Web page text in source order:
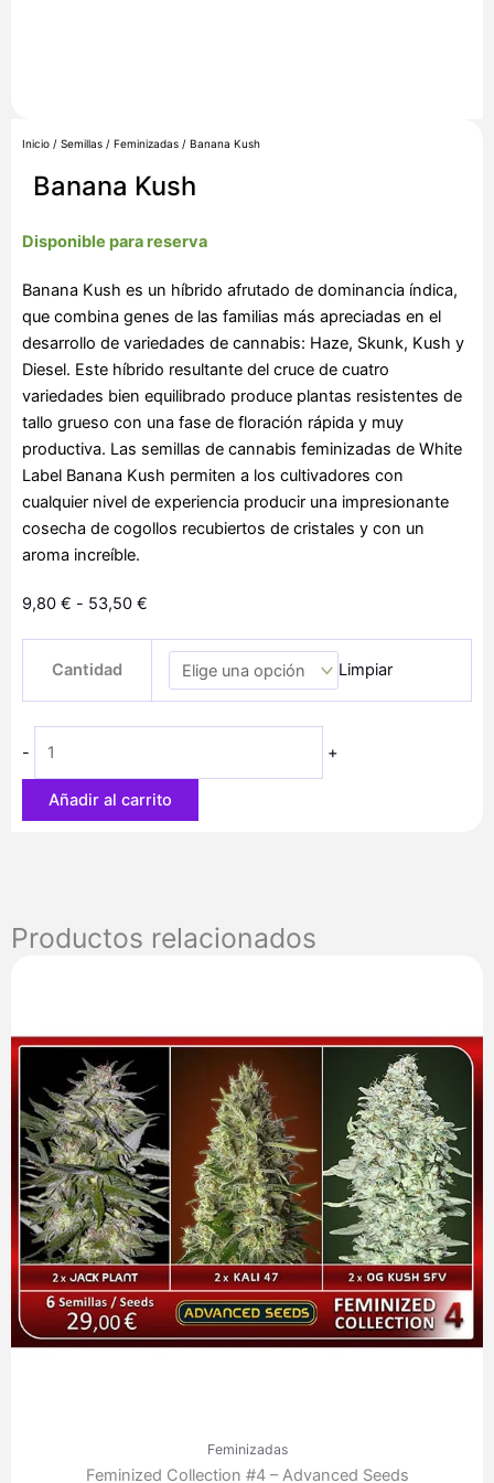
Inicio / Semillas / Feminizadas / Banana Kush
Banana Kush
Disponible para reserva
Banana Kush es un híbrido afrutado de dominancia índica,
que combina genes de las familias más apreciadas en el
desarrollo de variedades de cannabis: Haze, Skunk, Kush y
Diesel. Este híbrido resultante del cruce de cuatro
variedades bien equilibrado produce plantas resistentes de
tallo grueso con una fase de floración rápida y muy
productiva. Las semillas de cannabis feminizadas de White
Label Banana Kush permiten a los cultivadores con
cualquier nivel de experiencia producir una impresionante
cosecha de cogollos recubiertos de cristales y con un
aroma increíble.
9,80 € - 53,50 €
precios:
desde
9,80 €
Cantidad Limpiar
-
Kush
cantidad
+
Añadir al carrito
Productos relacionados
Feminizadas
Feminized Collection #4 – Advanced Seeds